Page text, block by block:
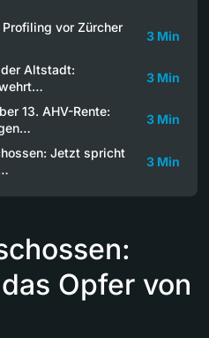
vor Zürcher
3 Min
Altstadt:
3 Min
13. AHV-Rente:
3 Min
Jetzt spricht
3 Min
Opfer von